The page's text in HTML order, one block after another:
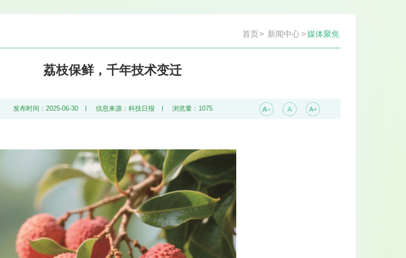
首页> 新闻中心 >媒体聚焦
荔枝保鲜，千年技术变迁
发布时间：2025-06-30 信息来源：科技日报 浏览量： 1075